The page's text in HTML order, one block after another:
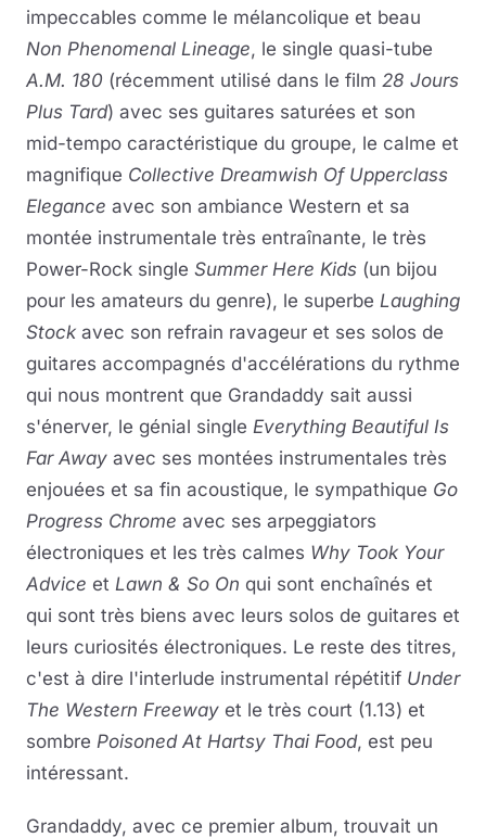
impeccables comme le mélancolique et beau
Non Phenomenal Lineage, le single quasi-tube
A.M. 180 (récemment utilisé dans le film 28 Jours
Plus Tard) avec ses guitares saturées et son
mid-tempo caractéristique du groupe, le calme et
magnifique Collective Dreamwish Of Upperclass
Elegance avec son ambiance Western et sa
montée instrumentale très entraînante, le très
Power-Rock single Summer Here Kids (un bijou
pour les amateurs du genre), le superbe Laughing
Stock avec son refrain ravageur et ses solos de
guitares accompagnés d'accélérations du rythme
qui nous montrent que Grandaddy sait aussi
s'énerver, le génial single Everything Beautiful Is
Far Away avec ses montées instrumentales très
enjouées et sa fin acoustique, le sympathique Go
Progress Chrome avec ses arpeggiators
électroniques et les très calmes Why Took Your
Advice et Lawn & So On qui sont enchaînés et
qui sont très biens avec leurs solos de guitares et
leurs curiosités électroniques. Le reste des titres,
c'est à dire l'interlude instrumental répétitif Under
The Western Freeway et le très court (1.13) et
sombre Poisoned At Hartsy Thai Food, est peu
intéressant.
Grandaddy, avec ce premier album, trouvait un